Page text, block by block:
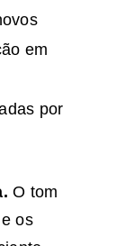
em
por
O tom
os